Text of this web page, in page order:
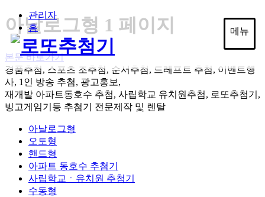
아날로그형 1 페이지
본문 바로가기
메뉴
관리자
홈
경품추첨, 스포츠 조추첨, 순서추첨, 드레프트 추첨, 이벤트행
사, 1인 방송 추첨, 광고홍보,
재개발 아파트동호수 추첨, 사립학교 유치원추첨, 로또추첨기,
빙고게임기등 추첨기 전문제작 및 렌탈
아날로그형
오토형
핸드형
아파트 동호수 추첨기
사립학교ㆍ유치원 추첨기
수동형